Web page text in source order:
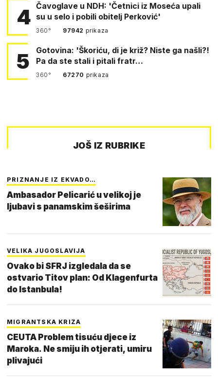
4 Čavoglave u NDH: 'Četnici iz Moseća upali
su u selo i pobili obitelj Perković'
360° 97942 prikaza
5
Gotovina: 'Škoriću, di je križ? Niste ga našli?!
Pa da ste stali i pitali fratr…
360° 67270 prikaza
JOŠ IZ RUBRIKE
PRIZNANJE IZ EKVADO…
Ambasador Pelicarić u velikoj je
ljubavi s panamskim šeširima
VELIKA JUGOSLAVIJA
Ovako bi SFRJ izgledala da se
ostvario Titov plan: Od Klagenfurta
do Istanbula!
MIGRANTSKA KRIZA
CEUTA Problem tisuću djece iz
Maroka. Ne smiju ih otjerati, umiru
plivajući